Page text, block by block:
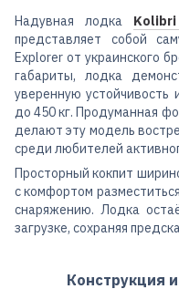
Надувная лодка
представляет собой
Explorer от украинского
габариты, лодка
уверенную устойчивость
до 450 кг. Продуманная
делают эту модель
среди любителей
Просторный кокпит
с комфортом
снаряжению. Лодка
загрузке, сохраняя
Конструкция